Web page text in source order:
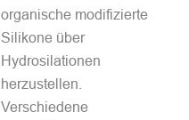
organische modifizierte
Silikone über
Hydrosilationen
herzustellen.
Verschiedene